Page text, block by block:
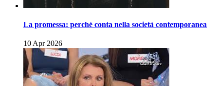
La promessa: perché conta nella società contemporanea
10 Apr 2026